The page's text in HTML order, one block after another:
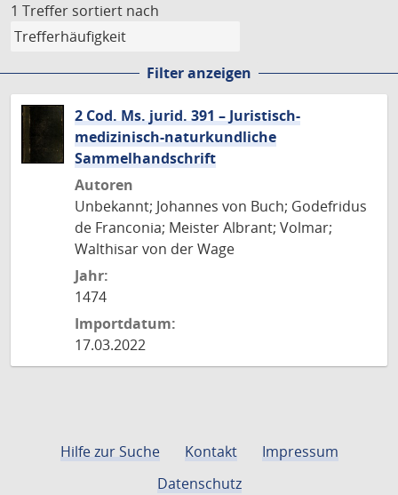
1 Treffer sortiert nach
Filter anzeigen
2 Cod. Ms. jurid. 391 – Juristisch-
medizinisch-naturkundliche
Sammelhandschrift
Autoren
Unbekannt; Johannes von Buch; Godefridus
de Franconia; Meister Albrant; Volmar;
Walthisar von der Wage
Jahr:
1474
Importdatum:
17.03.2022
Hilfe zur Suche Kontakt
Impressum
Datenschutz